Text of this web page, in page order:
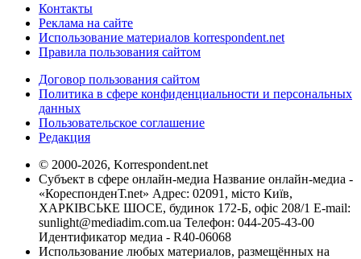
Контакты
Реклама на сайте
Использование материалов korrespondent.net
Правила пользования сайтом
Договор пользования сайтом
Политика в сфере конфиденциальности и персональных
данных
Пользовательское соглашение
Редакция
© 2000-2026, Korrespondent.net
Субъект в сфере онлайн-медиа Название онлайн-медиа -
«КореспонденТ.net» Адрес: 02091, місто Київ,
ХАРКІВСЬКЕ ШОСЕ, будинок 172-Б, офіс 208/1 E-mail:
sunlight@mediadim.com.ua Телефон: 044-205-43-00
Идентификатор медиа - R40-06068
Использование любых материалов, размещённых на